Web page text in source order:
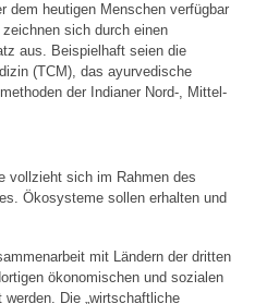
dem heutigen Menschen verfügbar
sich durch einen
aus. Beispielhaft seien die
(TCM), das ayurvedische
der Indianer Nord-, Mittel-
vollzieht sich im Rahmen des
Ökosysteme sollen erhalten und
mit Ländern der dritten
ökonomischen und sozialen
Die „wirtschaftliche